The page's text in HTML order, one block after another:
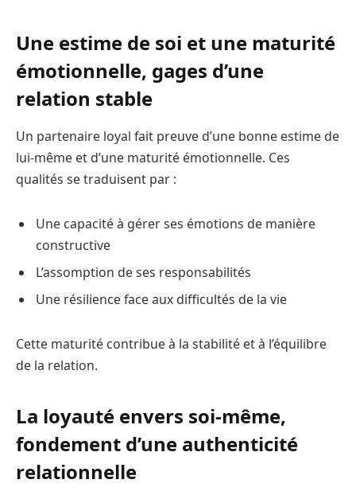
Une estime de soi et une maturité
émotionnelle, gages d’une
relation stable
Un partenaire loyal fait preuve d’une bonne estime de
lui-même et d’une maturité émotionnelle. Ces
qualités se traduisent par :
Une capacité à gérer ses émotions de manière
constructive
L’assomption de ses responsabilités
Une résilience face aux difficultés de la vie
Cette maturité contribue à la stabilité et à l’équilibre
de la relation.
La loyauté envers soi-même,
fondement d’une authenticité
relationnelle